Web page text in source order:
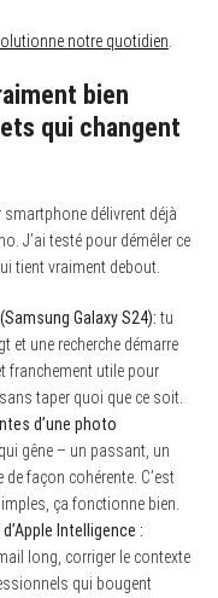
notre quotidien
bien
qui changent
délivrent déjà
J’ai testé pour démêler ce
tient vraiment debout.
Galaxy S24): tu
et une recherche démarre
franchement utile pour
taper quoi que ce soit.
d’une photo
gêne – un passant, un
de façon cohérente. C’est
ça fonctionne bien.
Intelligence :
long, corriger le contexte
qui bougent